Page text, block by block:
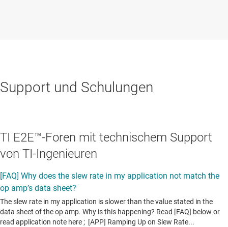
Support und Schulungen
TI E2E™-Foren mit technischem Support
von TI-Ingenieuren